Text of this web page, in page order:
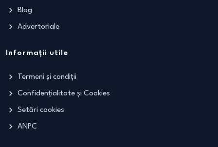
Blog
Advertoriale
Informații utile
Termeni și condiții
Confidențialitate și Cookies
Setări cookies
ANPC